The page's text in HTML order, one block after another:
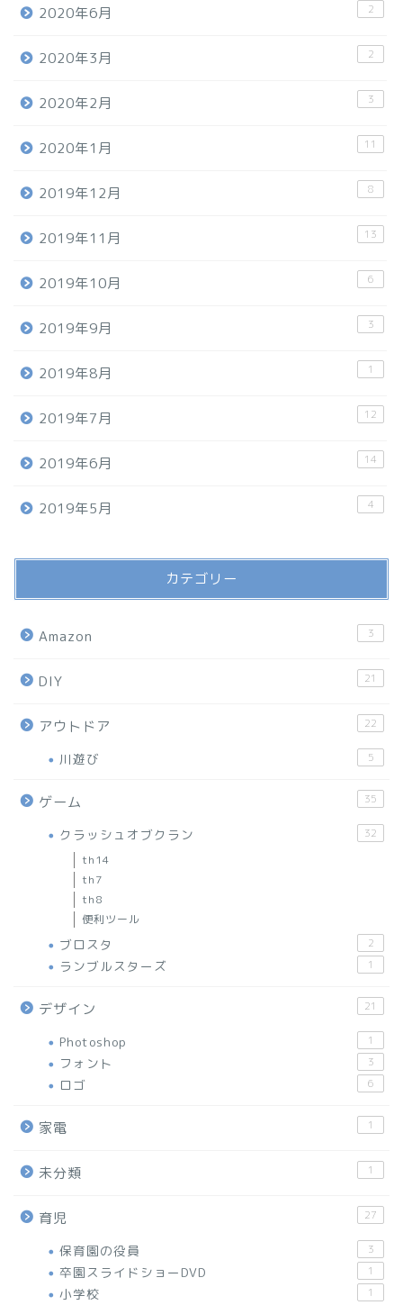
2020年6月 2
2020年3月 2
2020年2月 3
2020年1月 11
2019年12月 8
2019年11月 13
2019年10月 6
2019年9月 3
2019年8月 1
2019年7月 12
2019年6月 14
2019年5月 4
カテゴリー
Amazon 3
DIY 21
アウトドア 22
川遊び 5
ゲーム 35
クラッシュオブクラン 32
th14
th7
th8
便利ツール
ブロスタ 2
ランブルスターズ 1
デザイン 21
Photoshop 1
フォント 3
ロゴ 6
家電 1
未分類 1
育児 27
保育園の役員 3
卒園スライドショーDVD 1
小学校 1